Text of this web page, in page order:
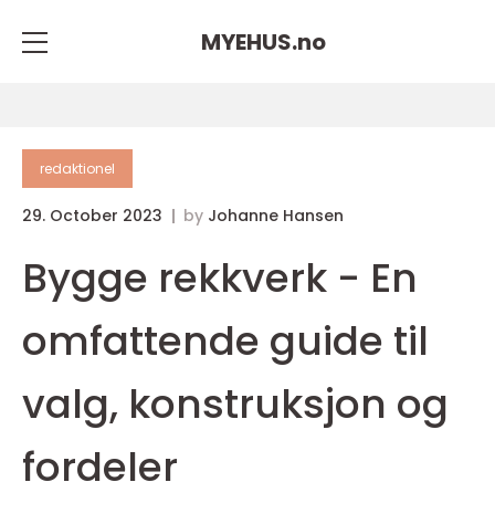
MYEHUS.no
redaktionel
29. October 2023 by Johanne Hansen
Bygge rekkverk - En
omfattende guide til
valg, konstruksjon og
fordeler